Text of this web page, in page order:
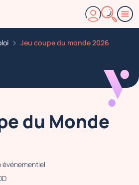
Jeu coupe du monde 2026
du Monde
événementiel